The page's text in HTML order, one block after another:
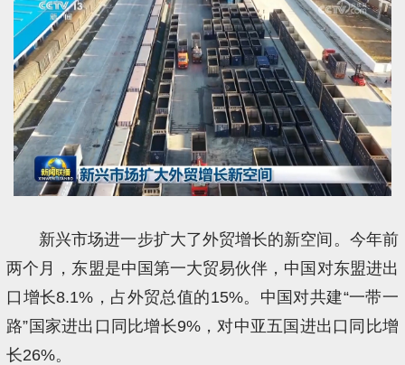
新兴市场进一步扩大了外贸增长的新空间。今年前
两个月，东盟是中国第一大贸易伙伴，中国对东盟进出
口增长8.1%，占外贸总值的15%。中国对共建“一带一
路”国家进出口同比增长9%，对中亚五国进出口同比增
长26%。